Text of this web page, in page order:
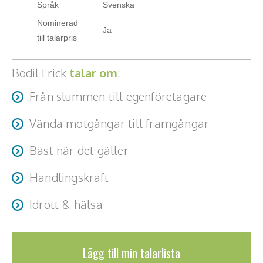
Språk
Svenska
Nominerad
till talarpris
Ja
Bodil Frick talar om:
Från slummen till egenföretagare
Vända motgångar till framgångar
Bäst när det gäller
Handlingskraft
Idrott & hälsa
Lägg till min talarlista